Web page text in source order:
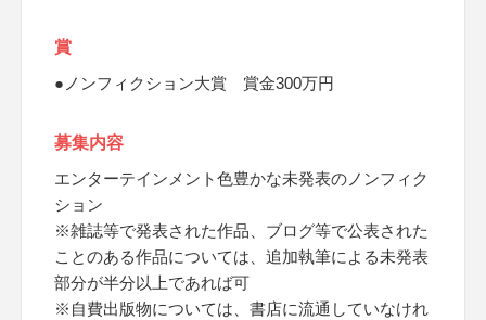
賞
●ノンフィクション大賞 賞金300万円
募集内容
エンターテインメント色豊かな未発表のノンフィク
ション
※雑誌等で発表された作品、ブログ等で公表された
ことのある作品については、追加執筆による未発表
部分が半分以上であれば可
※自費出版物については、書店に流通していなけれ